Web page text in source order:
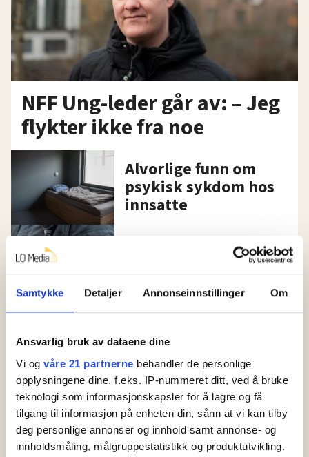
Samtykke Detaljer Annonseinnstillinger Om
Ansvarlig bruk av dataene dine
Vi og våre 21 partnerne behandler de personlige
opplysningene dine, f.eks. IP-nummeret ditt, ved å bruke
teknologi som informasjonskapsler for å lagre og få
tilgang til informasjon på enheten din, sånn at vi kan tilby
deg personlige annonser og innhold samt annonse- og
innholdsmåling, målgruppestatistikk og produktutvikling.
NFF Ung-leder går av: – Jeg
flykter ikke fra noe
Alvorlige funn om
psykisk sykdom hos
innsatte
Kriminalomsorgen
Omfattende feil
ubekvem arbeidstid
Stort
amfetaminbeslag i
Bastøy fengsel